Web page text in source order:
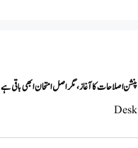
پنشن اصلاحات کا آغاز، مگر اصل امتحان ابھی باقی ہے
Desk